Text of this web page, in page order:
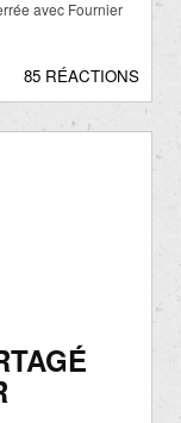
avec Fournier
85 RÉACTIONS